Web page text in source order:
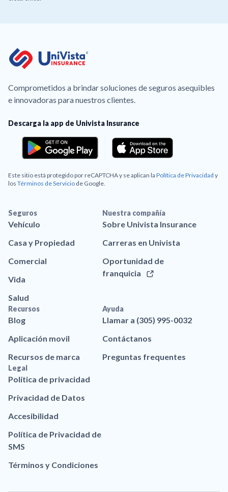
Comprometidos a brindar soluciones de seguros asequibles
e innovadoras para nuestros clientes.
Descarga la app de Univista Insurance
Este sitio está protegido por reCAPTCHA y se aplican la Política de Privacidad y
los Términos de Servicio de Google.
Seguros
Vehículo
Casa y Propiedad
Comercial
Vida
Salud
Nuestra compañía
Sobre Univista Insurance
Carreras en Univista
Oportunidad de
franquicia
Recursos
Blog
Aplicación movil
Recursos de marca
Ayuda
Llamar a (305) 995-0032
Contáctanos
Preguntas frequentes
Legal
Política de privacidad
Privacidad de Datos
Accesibilidad
Política de Privacidad de
SMS
Términos y Condiciones